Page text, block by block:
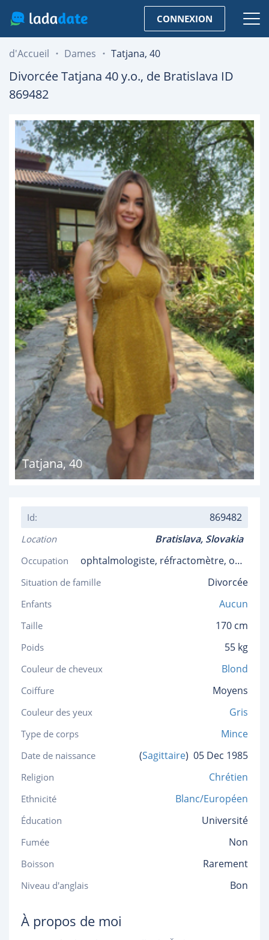
CONNEXION
d'Accueil Dames Tatjana, 40
DivorcéeTatjana 40y.o., de Bratislava ID
869482
Tatjana,40
Id: 869482
Location Bratislava, Slovakia
Occupation ophtalmologiste, réfractomètre, optométriste
Situation de famille Divorcée
Enfants Aucun
Taille 170 cm
Poids 55 kg
Couleur de cheveux Blond
Coiffure Moyens
Couleur des yeux Gris
Type de corps Mince
Date de naissance (Sagittaire) 05 Dec 1985
Religion Chrétien
Ethnicité Blanc/Européen
Éducation Université
Fumée Non
Boisson Rarement
Niveau d'anglais Bon
À propos de moi